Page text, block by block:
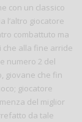
con un classico
l’altro giocatore
combattuto ma
alla fine arride
numero 2 del
giovane che fin
giocatore
del miglior
da tale